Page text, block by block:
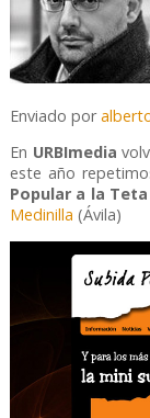
Enviado por
En URBImedia
este año
Popular a la Teta
Medinilla (Ávila)